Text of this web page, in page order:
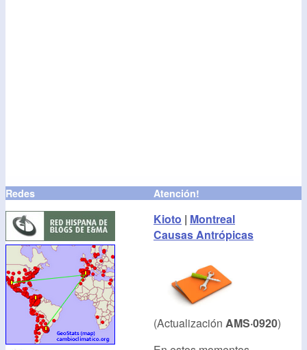
Redes Atención!
Kioto | Montreal
Causas Antrópicas
(Actualización AMS·0920)